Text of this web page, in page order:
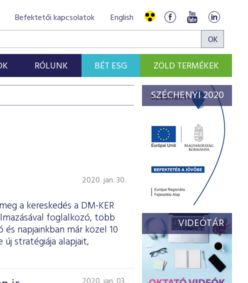
Befektetői kapcsolatok English
RÓLUNK BÉT ESG ZÖLD TERMÉKEK
2020. jan. 30.
a kereskedés a DM-KER
foglalkozó, több
napjainkban már közel 10
stratégiája alapjait,
SZÉCHENYI 2020
VIDEÓTÁR